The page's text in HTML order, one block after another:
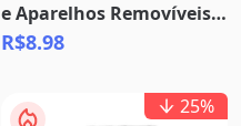
e Aparelhos Removíveis
Corega Tabs 3 Minutos 6
R$8.98
25%